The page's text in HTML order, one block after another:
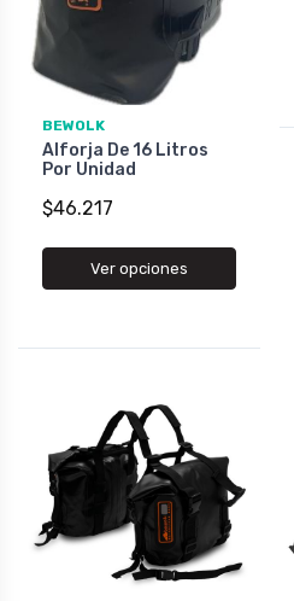
BEWOLK
Alforja De 16 Litros
Por Unidad
$46.217
Ver opciones